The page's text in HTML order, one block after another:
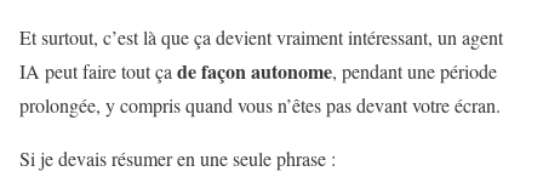
Et surtout, c’est là que ça devient vraiment intéressant, un agent
IA peut faire tout ça de façon autonome, pendant une période
prolongée, y compris quand vous n’êtes pas devant votre écran.
Si je devais résumer en une seule phrase :